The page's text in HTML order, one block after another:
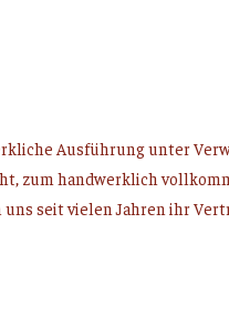
Ausführung unter
zum handwerklich
seit vielen Jahren ihr